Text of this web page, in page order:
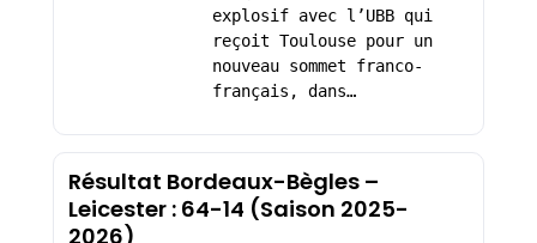
explosif avec l’UBB qui
reçoit Toulouse pour un
nouveau sommet franco-
français, dans…
Résultat Bordeaux-Bègles –
Leicester : 64-14 (Saison 2025-
2026)